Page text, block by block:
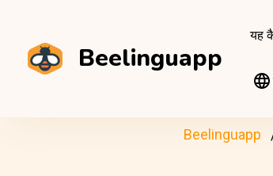
Beelinguapp
यह
Beelinguapp